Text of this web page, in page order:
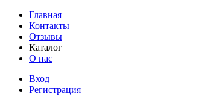
Главная
Контакты
Отзывы
Каталог
О нас
Вход
Регистрация